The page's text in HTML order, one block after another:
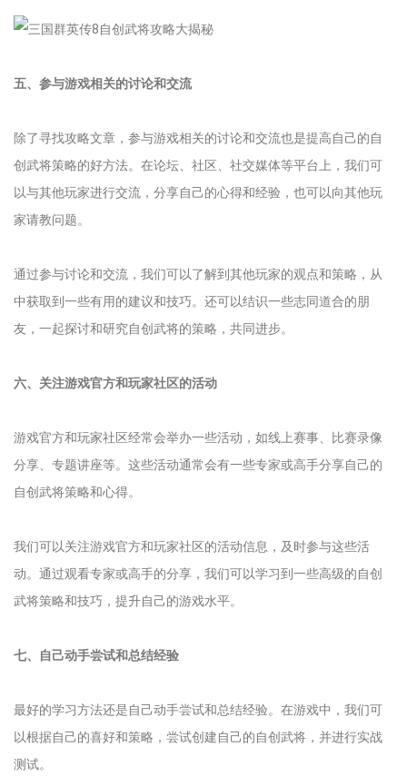
五、参与游戏相关的讨论和交流
除了寻找攻略文章，参与游戏相关的讨论和交流也是提高自己的自
创武将策略的好方法。在论坛、社区、社交媒体等平台上，我们可
以与其他玩家进行交流，分享自己的心得和经验，也可以向其他玩
家请教问题。
通过参与讨论和交流，我们可以了解到其他玩家的观点和策略，从
中获取到一些有用的建议和技巧。还可以结识一些志同道合的朋
友，一起探讨和研究自创武将的策略，共同进步。
六、关注游戏官方和玩家社区的活动
游戏官方和玩家社区经常会举办一些活动，如线上赛事、比赛录像
分享、专题讲座等。这些活动通常会有一些专家或高手分享自己的
自创武将策略和心得。
我们可以关注游戏官方和玩家社区的活动信息，及时参与这些活
动。通过观看专家或高手的分享，我们可以学习到一些高级的自创
武将策略和技巧，提升自己的游戏水平。
七、自己动手尝试和总结经验
最好的学习方法还是自己动手尝试和总结经验。在游戏中，我们可
以根据自己的喜好和策略，尝试创建自己的自创武将，并进行实战
测试。